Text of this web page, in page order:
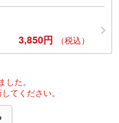
3,850円 （税込）
た。
てください。